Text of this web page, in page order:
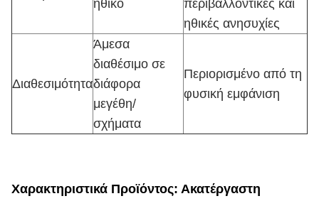
ηθικό
περιβαλλοντικές και
ηθικές ανησυχίες
Διαθεσιμότητα
Άμεσα
διαθέσιμο σε
διάφορα
μεγέθη/
σχήματα
Περιορισμένο από τη
φυσική εμφάνιση
Χαρακτηριστικά Προϊόντος: Ακατέργαστη